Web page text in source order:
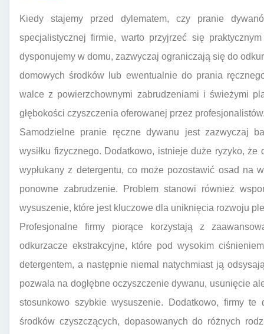
Kiedy stajemy przed dylematem, czy pranie
specjalistycznej firmie, warto przyjrzeć się
dysponujemy w domu, zazwyczaj ograniczają się do
domowych środków lub ewentualnie do prania
walce z powierzchownymi zabrudzeniami i świeżymi
głębokości czyszczenia oferowanej przez
Samodzielne pranie ręczne dywanu jest zazwyczaj
wysiłku fizycznego. Dodatkowo, istnieje duże ryzyko,
wypłukany z detergentu, co może pozostawić osad na
ponowne zabrudzenie. Problem stanowi również
wysuszenie, które jest kluczowe dla uniknięcia rozwoju
Profesjonalne firmy piorące korzystają z
odkurzacze ekstrakcyjne, które pod wysokim
detergentem, a następnie niemal natychmiast ją
pozwala na dogłębne oczyszczenie dywanu, usunięcie
stosunkowo szybkie wysuszenie. Dodatkowo, firmy te
środków czyszczących, dopasowanych do różnych